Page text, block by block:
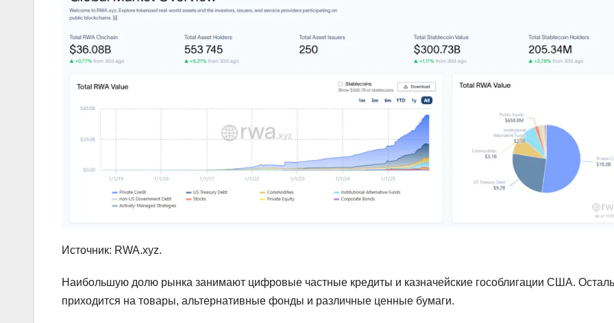
Источник: RWA.xyz.
Наибольшую долю рынка занимают цифровые частные кредиты и казначейские гособлигации США.
приходится на товары, альтернативные фонды и различные ценные бумаги.